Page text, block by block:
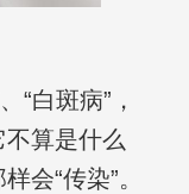
“白斑病”，
算是什么
会“传染”。